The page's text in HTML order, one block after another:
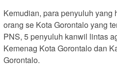
Kemudian, para penyuluh yang
orang se Kota Gorontalo yang
PNS, 5 penyuluh kanwil lintas
Kemenag Kota Gorontalo dan
Gorontalo.